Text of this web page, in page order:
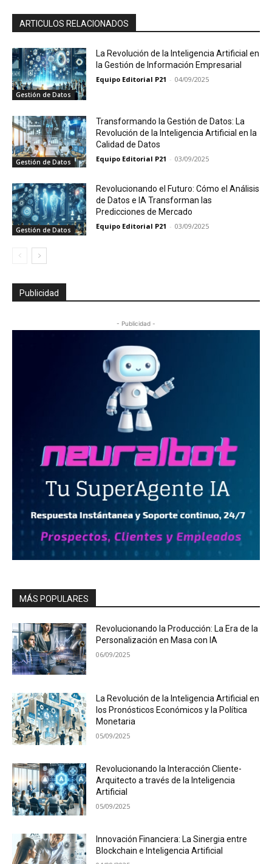
ARTICULOS RELACIONADOS
Gestión de Datos
La Revolución de la Inteligencia Artificial en
la Gestión de Información Empresarial
Equipo Editorial P21 - 04/09/2025
Gestión de Datos
Transformando la Gestión de Datos: La
Revolución de la Inteligencia Artificial en la
Calidad de Datos
Equipo Editorial P21 - 03/09/2025
Gestión de Datos
Revolucionando el Futuro: Cómo el Análisis
de Datos e IA Transforman las
Predicciones de Mercado
Equipo Editorial P21 - 03/09/2025
Publicidad
- Publicidad -
MÁS POPULARES
Revolucionando la Producción: La Era de la
Personalización en Masa con IA
06/09/2025
La Revolución de la Inteligencia Artificial en
los Pronósticos Económicos y la Política
Monetaria
05/09/2025
Revolucionando la Interacción Cliente-
Arquitecto a través de la Inteligencia
Artificial
05/09/2025
Innovación Financiera: La Sinergia entre
Blockchain e Inteligencia Artificial